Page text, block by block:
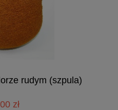
rudym (szpula)
zł